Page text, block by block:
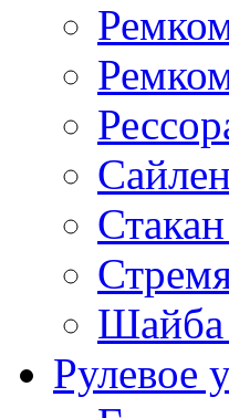
Шайба
Рулевое